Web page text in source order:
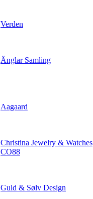
Verden
Änglar Samling
Aagaard
Christina Jewelry & Watches
CO88
Guld & Sølv Design